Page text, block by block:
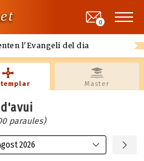
l'Evangeli del dia
0
Master
paraules)
2026